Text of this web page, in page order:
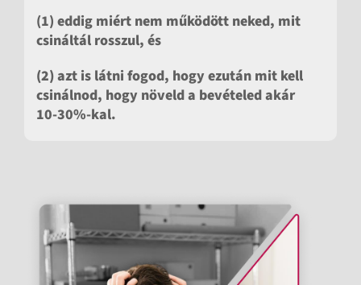
(1) eddig miért nem működött neked, mit
csináltál rosszul, és
(2)azt is látni fogod, hogy ezután mit kell
csinálnod, hogy növeld a bevételed akár
10-30%-kal.